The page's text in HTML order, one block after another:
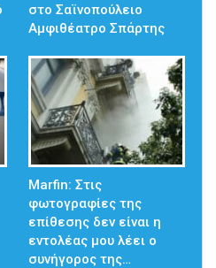
στο Σαϊνοπούλειο
Αμφιθέατρο Σπάρτης
Marfin: Στις
φωτογραφίες της
επίθεσης δεν είναι η
εντολέας μου λέει ο
συνήγορος της…